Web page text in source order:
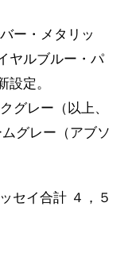
ー・メタリッ
ヤルブルー・パ
定。
グレー（以上、
グレー（アブソ
セイ合計 ４，５